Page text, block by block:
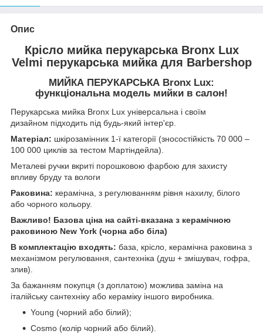
Опис
Крісло мийка перукарська Bronx Lux
Velmi перукарська мийка для Barbershop
МИЙКА ПЕРУКАРСЬКА Bronx Lux:
функціональна модель мийки в салон!
Перукарська мийка Bronx Lux універсальна і своїм
дизайном підходить під будь-який інтер'єр.
Матеріал: шкірозамінник 1-ї категорії (зносостійкість 70 000 –
100 000 циклів за тестом Мартіндейла).
Металеві ручки вкриті порошковою фарбою для захисту
впливу бруду та вологи
Раковина: керамічна, з регулюванням рівня нахилу, білого
або чорного кольору.
Важливо! Базова ціна на сайті-вказана з керамічною
раковиною New York (чорна або біла)
В комплектацію входять: база, крісло, керамічна раковина з
механізмом регулювання, сантехніка (душ + змішувач, гофра,
злив).
За бажанням покупця (з доплатою) можлива заміна на
італійську сантехніку або кераміку іншого виробника.
Young (чорний або білий);
Cosmo (колір чорний або білий).